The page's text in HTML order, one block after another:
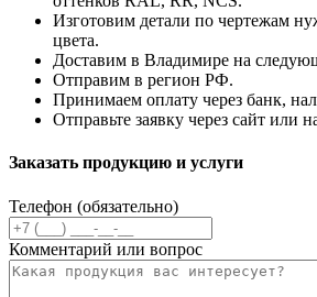
Изготовим детали по чертежам
цвета.
Доставим в Владимире на
Отправим в регион РФ.
Принимаем оплату через банк,
Отправьте заявку через сайт или
Заказать продукцию и услуги
Телефон (обязательно)
Комментарий или вопрос